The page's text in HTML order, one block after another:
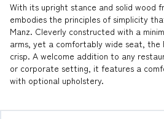
With its upright stance and solid wood
embodies the principles of simplicity
Manz. Cleverly constructed with a
arms, yet a comfortably wide seat, the
crisp. A welcome addition to any
or corporate setting, it features a
with optional upholstery.